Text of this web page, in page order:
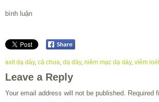
bình luận
axit dạ dày, cà chua dạ dày, niêm mạc dạ dày, viêm
Leave a Reply
Your email address will not be published. Required